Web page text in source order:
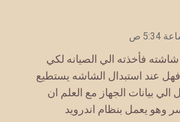
فأخذته الي الصيانه لكي
عند استبدال الشاشه يستطيع
بيانات الجهاز مع العلم ان
وهو يعمل بنظام اندرويد